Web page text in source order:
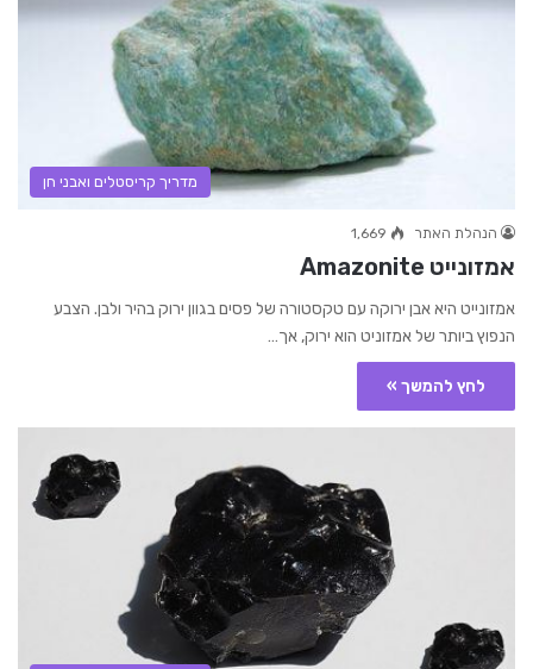
מדריך קריסטלים ואבני חן
הנהלת האתר 1,669
אמזונייט Amazonite
אמזונייט היא אבן ירוקה עם טקסטורה של פסים בגוון ירוק בהיר ולבן. הצבע
הנפוץ ביותר של אמזוניט הוא ירוק, אך…
לחץ להמשך »